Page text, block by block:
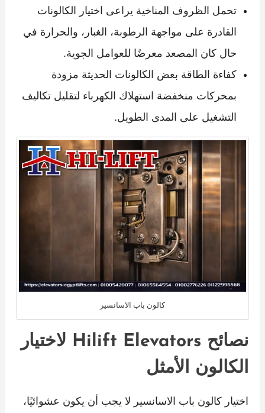
تحمل الظروف المناخية يراعى اختيار الكالونات
القادرة على مواجهة الرطوبة، الغبار، والحرارة في
حال كان المصعد معرضًا للعوامل الجوية.
كفاءة الطاقة بعض الكالونات الحديثة مزودة
بمحركات منخفضة استهلاك الكهرباء لتقليل تكاليف
التشغيل على المدى الطويل.
كالون باب الاسانسير
نصائح Hilift Elevators لاختيار
الكالون الأمثل
اختيار كالون باب الاسانسير لا يجب أن يكون عشوائيًا،